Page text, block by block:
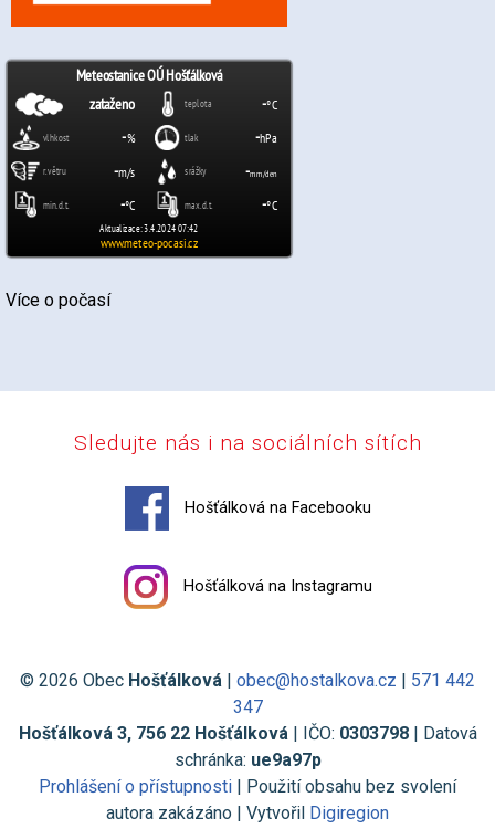
Více o počasí
Sledujte nás i na sociálních sítích
Hošťálková na Facebooku
Hošťálková na Instagramu
© 2026 Obec Hošťálková | obec@hostalkova.cz | 571 442
347
Hošťálková 3, 756 22 Hošťálková| IČO: 0303798| Datová
schránka: ue9a97p
Prohlášení o přístupnosti | Použití obsahu bez svolení
autora zakázáno | Vytvořil Digiregion